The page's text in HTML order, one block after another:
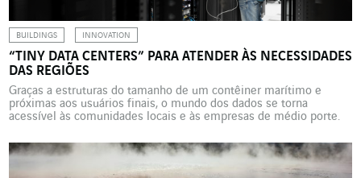
BUILDINGS INNOVATION
“TINY DATA CENTERS” PARA ATENDER ÀS NECESSIDADES
DAS REGIÕES
Graças a estruturas do tamanho de um contêiner marítimo e
próximas aos usuários finais, o mundo dos dados se torna
acessível às comunidades locais e às empresas de médio porte.
domésticos e industriais, desenvolvimento do 5G, implantação de
objetos conectados: a digitalização da sociedade exacerba […]